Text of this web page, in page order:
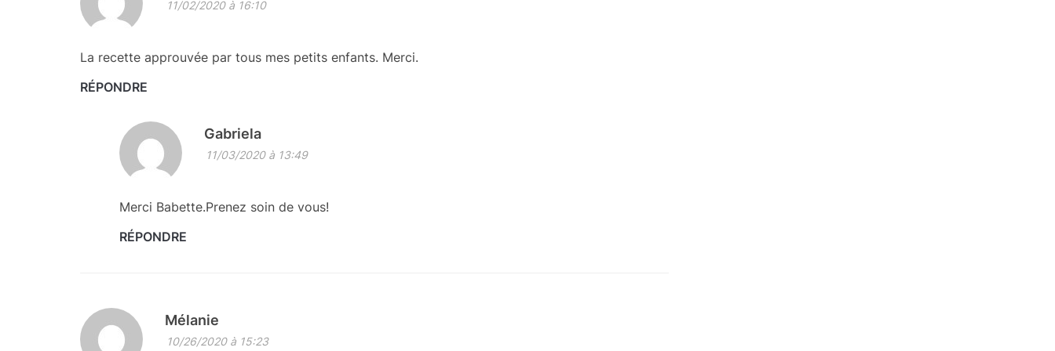
11/02/2020 à 16:10
La recette approuvée par tous mes petits enfants. Merci.
RÉPONDRE
Gabriela
11/03/2020 à 13:49
Merci Babette.Prenez soin de vous!
RÉPONDRE
Mélanie
10/26/2020 à 15:23